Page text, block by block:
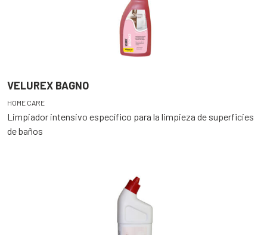
VELUREX BAGNO
HOME CARE
Limpiador intensivo específico para la limpieza de superficies
de baños